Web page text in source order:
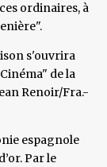
ordinaires, à
s'ouvrira
de la
Renoir/Fra.-
espagnole
Par le